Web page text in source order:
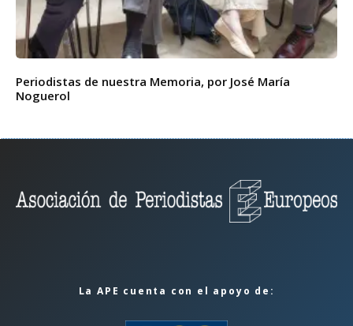
Periodistas de nuestra Memoria, por José María
Noguerol
La APE cuenta con el apoyo de: